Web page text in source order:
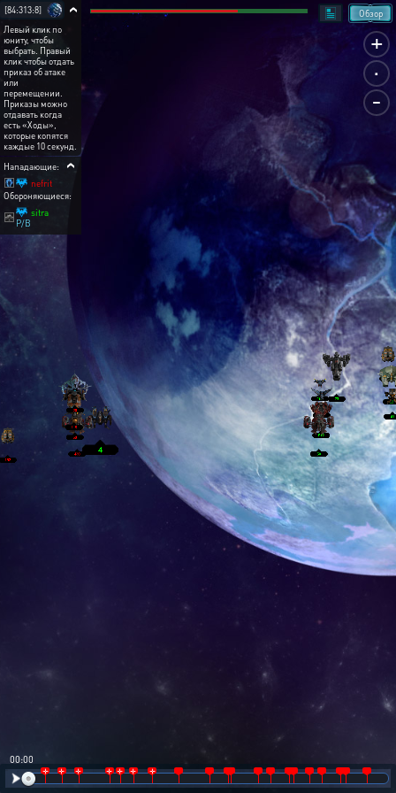
+
.
-
Обзор
[84:313:8]
Левый клик по
юниту, чтобы
выбрать. Правый
клик чтобы отдать
приказ об атаке
или
перемещении.
Приказы можно
отдавать когда
есть «Ходы»,
которые копятся
каждые 10 секунд.
Нападающие:
nefrit
Обороняющиеся:
sitra
P/B
00:01